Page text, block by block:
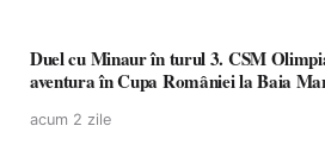
Duel cu Minaur în turul 3. CSM
aventura în Cupa României la Baia
acum 2 zile